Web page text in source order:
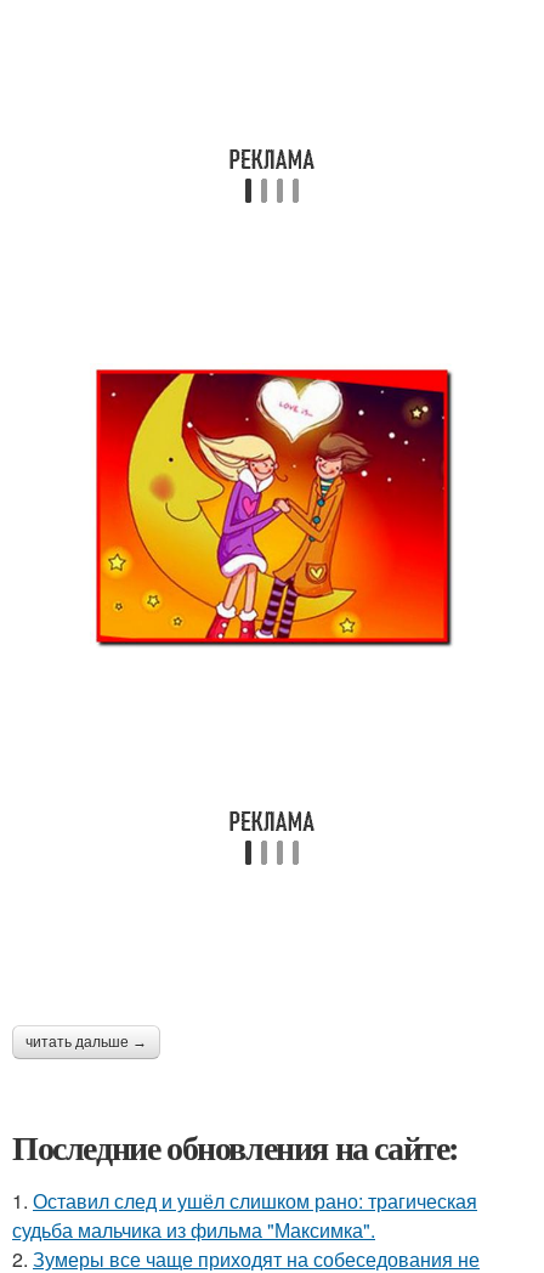
читать дальше →
Последние обновления на сайте:
1. Оставил след и ушёл слишком рано: трагическая
судьба мальчика из фильма "Максимка".
2. Зумеры все чаще приходят на собеседования не